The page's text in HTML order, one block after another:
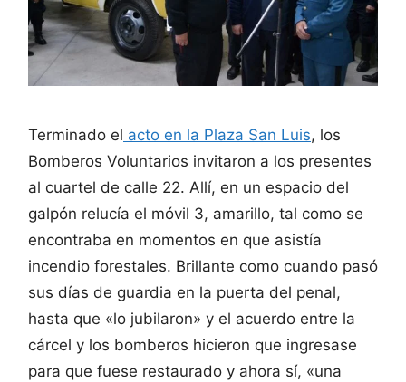
Terminado el acto en la Plaza San Luis, los
Bomberos Voluntarios invitaron a los presentes
al cuartel de calle 22. Allí, en un espacio del
galpón relucía el móvil 3, amarillo, tal como se
encontraba en momentos en que asistía
incendio forestales. Brillante como cuando pasó
sus días de guardia en la puerta del penal,
hasta que «lo jubilaron» y el acuerdo entre la
cárcel y los bomberos hicieron que ingresase
para que fuese restaurado y ahora sí, «una